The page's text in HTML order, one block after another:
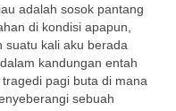
adalah sosok pantang
di kondisi apapun,
suatu kali aku berada
kandungan entah
pagi buta di mana
sebuah